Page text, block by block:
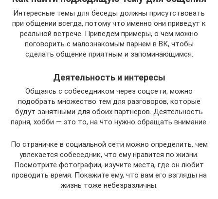
Интересные темы для беседы должны присутствовать
при общении всегда, потому что именно они приведут к
реальной встрече. Приведем примеры, о чем можно
поговорить с малознакомым парнем в ВК, чтобы
сделать общение приятным и запоминающимся.
Деятельность и интересы
Общаясь с собеседником через соцсети, можно
подобрать множество тем для разговоров, которые
будут занятными для обоих партнеров. Деятельность
парня, хобби — это то, на что нужно обращать внимание.
По страничке в социальной сети можно определить, чем
увлекается собеседник, что ему нравится по жизни.
Посмотрите фотографии, изучите места, где он любит
проводить время. Покажите ему, что вам его взгляды на
жизнь тоже небезразличны.